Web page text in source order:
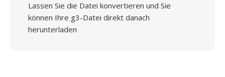
Lassen Sie die Datei konvertieren und Sie
können Ihre g3-Datei direkt danach
herunterladen